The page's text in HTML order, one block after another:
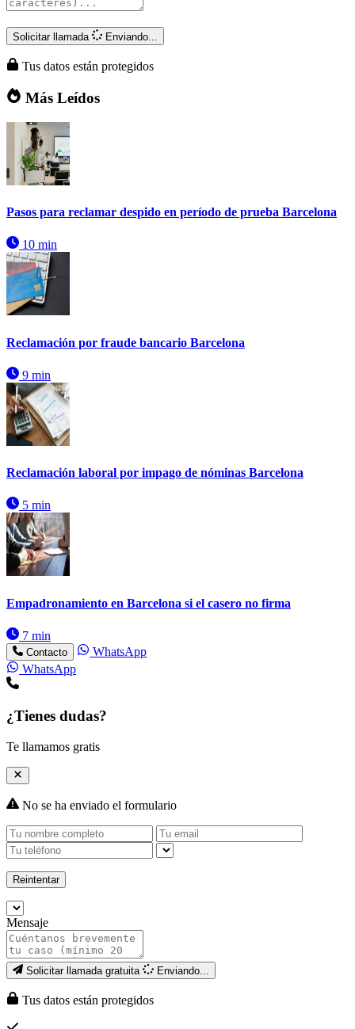
Solicitar llamada Enviando...
Tus datos están protegidos
Más Leídos
Pasos para reclamar despido en período de prueba Barcelona
10 min
Reclamación por fraude bancario Barcelona
9 min
Reclamación laboral por impago de nóminas Barcelona
5 min
Empadronamiento en Barcelona si el casero no firma
7 min
Contacto
WhatsApp
WhatsApp
¿Tienes dudas?
Te llamamos gratis
No se ha enviado el formulario
Reintentar
Mensaje
Solicitar llamada gratuita Enviando...
Tus datos están protegidos